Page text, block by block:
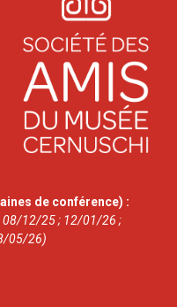
de conférence) :
08/12/25 ; 12/01/26 ;
05/26)